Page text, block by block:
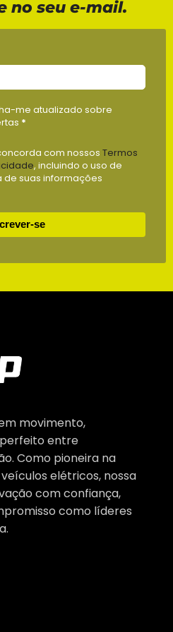
no seu e-mail.
me atualizado sobre
*
com nossos Termos
, incluindo o uso de
suas informações
se
movimento,
entre
Como pioneira na
elétricos, nossa
com confiança,
como líderes